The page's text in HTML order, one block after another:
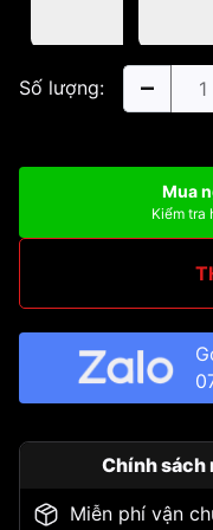
Số lượng:
Mua
Kiểm tra
Chính sách
Miễn phí vận